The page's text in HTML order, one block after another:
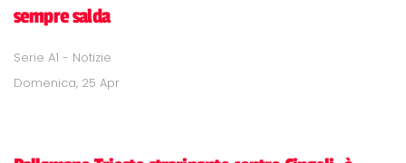
sempre salda
Serie A1 - Notizie
Domenica, 25 Apr